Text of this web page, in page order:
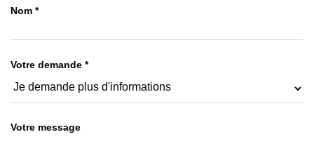
Nom *
Votre demande *
Votre message